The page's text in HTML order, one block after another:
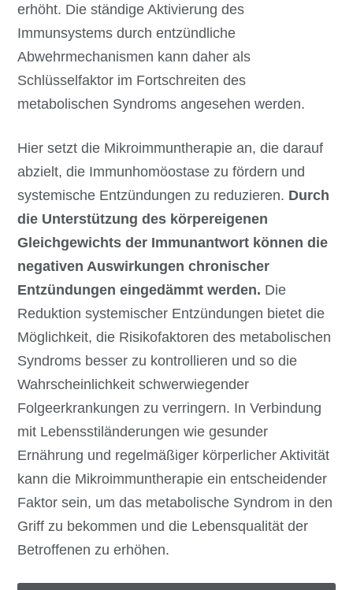
erhöht. Die ständige Aktivierung des
Immunsystems durch entzündliche
Abwehrmechanismen kann daher als
Schlüsselfaktor im Fortschreiten des
metabolischen Syndroms angesehen werden.
Hier setzt die Mikroimmuntherapie an, die darauf
abzielt, die Immunhomöostase zu fördern und
systemische Entzündungen zu reduzieren. Durch
die Unterstützung des körpereigenen
Gleichgewichts der Immunantwort können die
negativen Auswirkungen chronischer
Entzündungen eingedämmt werden. Die
Reduktion systemischer Entzündungen bietet die
Möglichkeit, die Risikofaktoren des metabolischen
Syndroms besser zu kontrollieren und so die
Wahrscheinlichkeit schwerwiegender
Folgeerkrankungen zu verringern. In Verbindung
mit Lebensstiländerungen wie gesunder
Ernährung und regelmäßiger körperlicher Aktivität
kann die Mikroimmuntherapie ein entscheidender
Faktor sein, um das metabolische Syndrom in den
Griff zu bekommen und die Lebensqualität der
Betroffenen zu erhöhen.